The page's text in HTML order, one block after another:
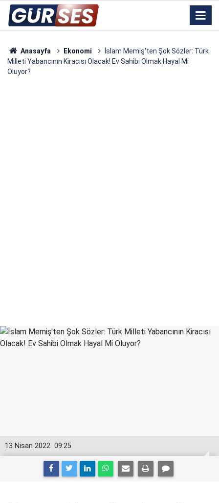
Anasayfa Ekonomi
İslam Memiş'ten Şok Sözler: Türk
Milleti Yabancının Kiracısı Olacak! Ev Sahibi Olmak Hayal Mi
Oluyor?
09:25
13 Nisan 2022